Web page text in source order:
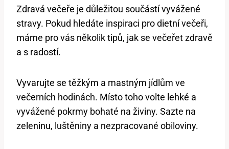
Zdravá večeře je důležitou součástí vyvážené
stravy. Pokud hledáte inspiraci pro dietní večeři,
máme pro vás několik tipů, jak se večeřet zdravě
a s radostí.
Vyvarujte se těžkým a mastným jídlům ve
večerních hodinách. Místo toho volte lehké a
vyvážené pokrmy bohaté na živiny. Sazte na
zeleninu, luštěniny a nezpracované obiloviny.